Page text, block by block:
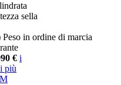
sella
Peso in ordine di marcia
€ i
più